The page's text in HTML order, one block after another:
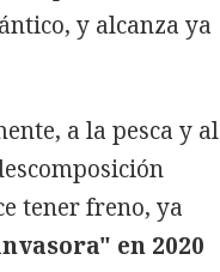
y alcanza ya
a la pesca y al
tener freno, ya
en 2020